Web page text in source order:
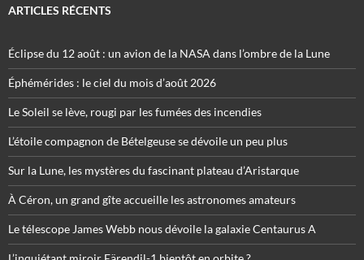
ARTICLES RÉCENTS
Éclipse du 12 août : un avion de la NASA dans l’ombre de la Lune
Éphémérides : le ciel du mois d’août 2026
Le Soleil se lève, rougi par les fumées des incendies
L’étoile compagnon de Bételgeuse se dévoile un peu plus
Sur la Lune, les mystères du fascinant plateau d’Aristarque
À Céron, un grand gîte accueille les astronomes amateurs
Le télescope James Webb nous dévoile la galaxie Centaurus A